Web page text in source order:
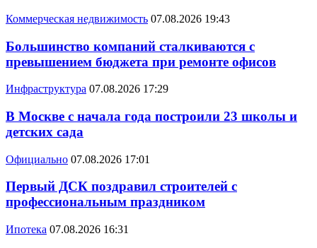
Коммерческая недвижимость 07.08.2026 19:43
Большинство компаний сталкиваются с
превышением бюджета при ремонте офисов
Инфраструктура 07.08.2026 17:29
В Москве с начала года построили 23 школы и
детских сада
Официально 07.08.2026 17:01
Первый ДСК поздравил строителей с
профессиональным праздником
Ипотека 07.08.2026 16:31